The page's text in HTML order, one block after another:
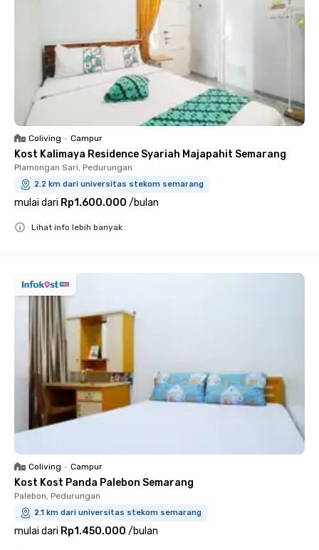
Coliving • Campur
Kost Kalimaya Residence Syariah Majapahit Semarang
Plamongan Sari, Pedurungan
2.2 km dari universitas stekom semarang
mulai dari Rp1.600.000 /bulan
Lihat info lebih banyak
Coliving • Campur
Kost Kost Panda Palebon Semarang
Palebon, Pedurungan
2.1 km dari universitas stekom semarang
mulai dari Rp1.450.000 /bulan